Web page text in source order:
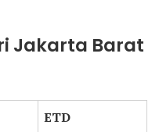
Jakarta Barat
ETD